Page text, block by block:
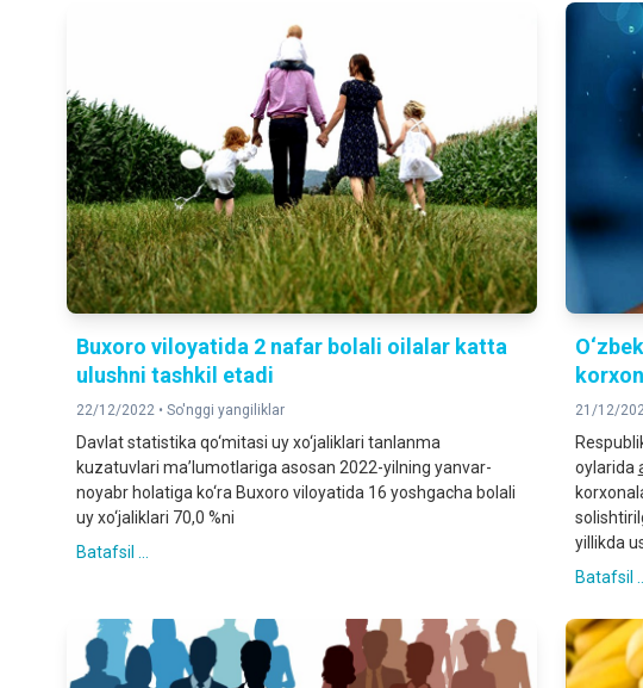
Buxoro viloyatida 2 nafar bolali oilalar katta
ulushni tashkil etadi
22/12/2022 • So'nggi yangiliklar
Davlat statistika qo‘mitasi uy xo‘jaliklari tanlanma
kuzatuvlari ma’lumotlariga asosan 2022-yilning yanvar-
noyabr holatiga ko‘ra Buxoro viloyatida 16 yoshgacha bolali
uy xo‘jaliklari 70,0 %ni
Batafsil ...
21/12/
oylarida
yillikda
Batafsil ...